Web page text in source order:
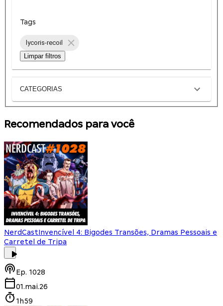
Tags
lycoris-recoil
Limpar filtros
CATEGORIAS
Recomendados para você
NerdCastInvencível 4: Bigodes Transões, Dramas Pessoais e
Carretel de Tripa
Ep. 1028
01.mai.26
1h59